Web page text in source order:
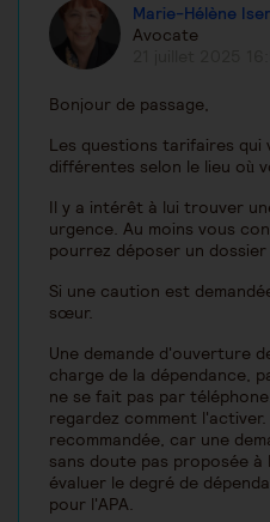
Marie-Hélène
Avocate
Bonjour de passage,
Les questions tarifaires
différentes selon le lieu où
Il y a intérêt à lui trouver
urgence. Au moins vous
pourrez déposer un dossier
Si une caution est
sœur.
Une demande d'ouverture
charge de la dépendance,
ne se fait pas par
regardez comment
recommandée, car une
sans doute pas proposée
évaluer le degré de
pour l'APA.